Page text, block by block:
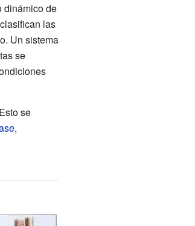
dinámico de
las
Un sistema
se
se
,